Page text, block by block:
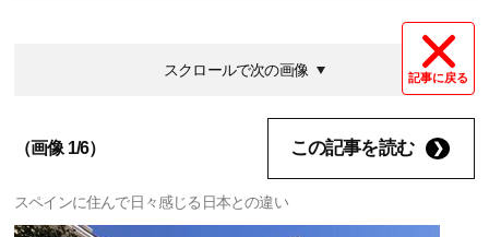
記事に戻る
スクロールで次の画像
（画像 1/6） この記事を読む
スペインに住んで日々感じる日本との違い